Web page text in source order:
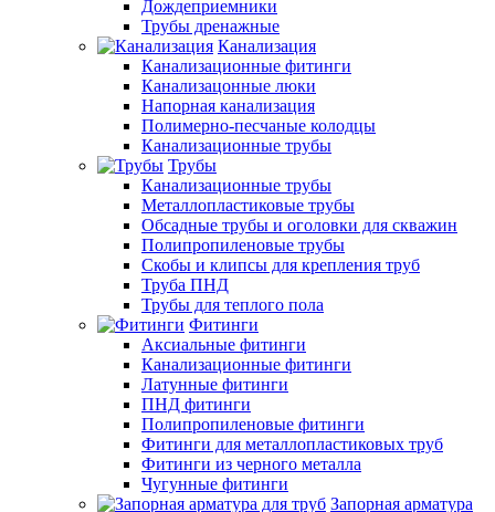
Дождеприемники
Трубы дренажные
Канализация
Канализационные фитинги
Канализацонные люки
Напорная канализация
Полимерно-песчаные колодцы
Канализационные трубы
Трубы
Канализационные трубы
Металлопластиковые трубы
Обсадные трубы и оголовки для скважин
Полипропиленовые трубы
Скобы и клипсы для крепления труб
Труба ПНД
Трубы для теплого пола
Фитинги
Аксиальные фитинги
Канализационные фитинги
Латунные фитинги
ПНД фитинги
Полипропиленовые фитинги
Фитинги для металлопластиковых труб
Фитинги из черного металла
Чугунные фитинги
Запорная арматура